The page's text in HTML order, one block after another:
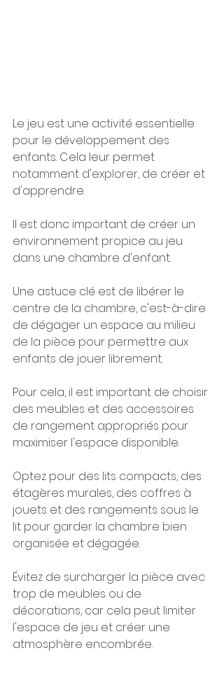
Le jeu est une activité essentielle
pour le développement des
enfants. Cela leur permet
notamment d'explorer, de créer et
d'apprendre.
Il est donc important de créer un
environnement propice au jeu
dans une chambre d'enfant.
Une astuce clé est de libérer le
centre de la chambre, c'est-à-dire
de dégager un espace au milieu
de la pièce pour permettre aux
enfants de jouer librement.
Pour cela, il est important de choisir
des meubles et des accessoires
de rangement appropriés pour
maximiser l'espace disponible.
Optez pour des lits compacts, des
étagères murales, des coffres à
jouets et des rangements sous le
lit pour garder la chambre bien
organisée et dégagée.
Évitez de surcharger la pièce avec
trop de meubles ou de
décorations, car cela peut limiter
l'espace de jeu et créer une
atmosphère encombrée.